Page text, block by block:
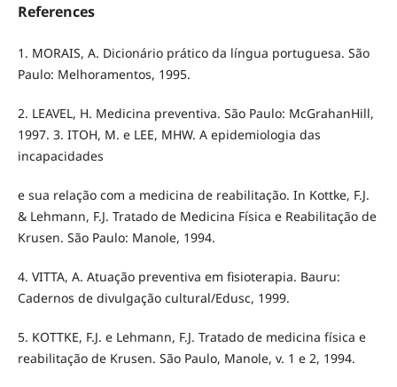
References
1. MORAIS, A. Dicionário prático da língua portuguesa. São
Paulo: Melhoramentos, 1995.
2. LEAVEL, H. Medicina preventiva. São Paulo: McGrahanHill,
1997. 3. ITOH, M. e LEE, MHW. A epidemiologia das
incapacidades
e sua relação com a medicina de reabilitação. In Kottke, F.J.
& Lehmann, F.J. Tratado de Medicina Física e Reabilitação de
Krusen. São Paulo: Manole, 1994.
4. VITTA, A. Atuação preventiva em fisioterapia. Bauru:
Cadernos de divulgação cultural/Edusc, 1999.
5. KOTTKE, F.J. e Lehmann, F.J. Tratado de medicina física e
reabilitação de Krusen. São Paulo, Manole, v. 1 e 2, 1994.